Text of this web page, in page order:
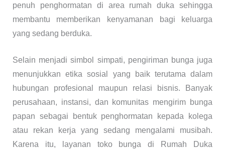
penuh penghormatan di area rumah duka sehingga
membantu memberikan kenyamanan bagi keluarga
yang sedang berduka.
Selain menjadi simbol simpati, pengiriman bunga juga
menunjukkan etika sosial yang baik terutama dalam
hubungan profesional maupun relasi bisnis. Banyak
perusahaan, instansi, dan komunitas mengirim bunga
papan sebagai bentuk penghormatan kepada kolega
atau rekan kerja yang sedang mengalami musibah.
Karena itu, layanan toko bunga di Rumah Duka